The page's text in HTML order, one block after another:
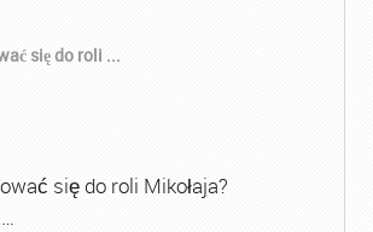
się do roli ...
się do roli Mikołaja?